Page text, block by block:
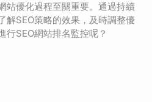
站優化過程至關重要。通過持續
解SEO策略的效果，及時調整優
行SEO網站排名監控呢？